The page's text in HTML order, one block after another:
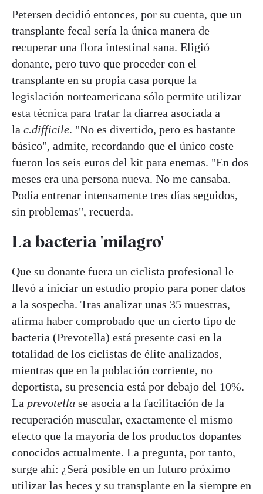
Petersen decidió entonces, por su cuenta, que un
transplante fecal sería la única manera de
recuperar una flora intestinal sana. Eligió
donante, pero tuvo que proceder con el
transplante en su propia casa porque la
legislación norteamericana sólo permite utilizar
esta técnica para tratar la diarrea asociada a
la c.difficile. "No es divertido, pero es bastante
básico", admite, recordando que el único coste
fueron los seis euros del kit para enemas. "En dos
meses era una persona nueva. No me cansaba.
Podía entrenar intensamente tres días seguidos,
sin problemas", recuerda.
La bacteria 'milagro'
Que su donante fuera un ciclista profesional le
llevó a iniciar un estudio propio para poner datos
a la sospecha. Tras analizar unas 35 muestras,
afirma haber comprobado que un cierto tipo de
bacteria (Prevotella) está presente casi en la
totalidad de los ciclistas de élite analizados,
mientras que en la población corriente, no
deportista, su presencia está por debajo del 10%.
La prevotella se asocia a la facilitación de la
recuperación muscular, exactamente el mismo
efecto que la mayoría de los productos dopantes
conocidos actualmente. La pregunta, por tanto,
surge ahí: ¿Será posible en un futuro próximo
utilizar las heces y su transplante en la siempre en